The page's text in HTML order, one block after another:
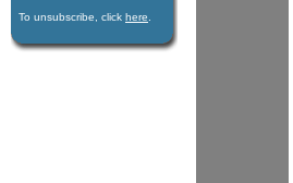
To unsubscribe, click here